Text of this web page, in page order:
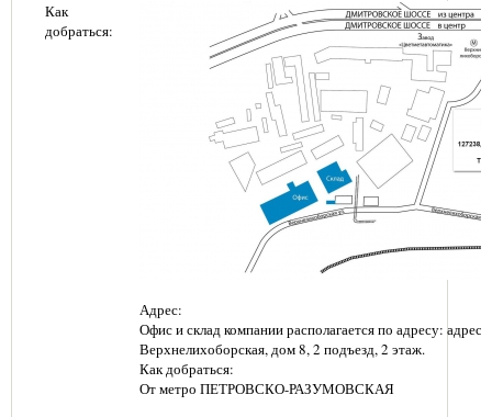
Как
добраться:
Адрес:
Офис и склад компании располагается по адресу: адрес:
Верхнелихоборская, дом 8, 2 подъезд, 2 этаж.
Как добраться:
От метро ПЕТРОВСКО-РАЗУМОВСКАЯ